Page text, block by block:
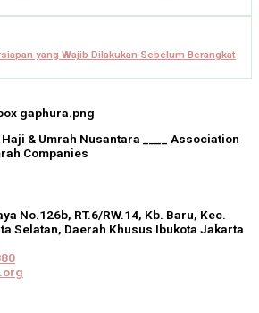
yang Wajib Dilakukan Sebelum Berangkat
& Umrah Nusantara ____ Association
Companies
No.126b, RT.6/RW.14, Kb. Baru, Kec.
Selatan, Daerah Khusus Ibukota Jakarta